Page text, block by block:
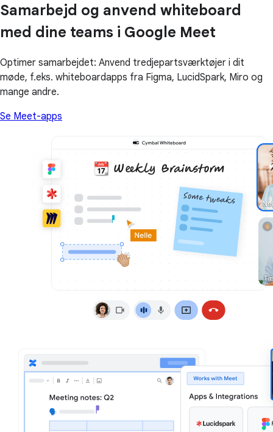
Samarbejd og anvend whiteboard
med dine teams i Google Meet
Optimer samarbejdet: Anvend tredjepartsværktøjer i dit
møde, f.eks. whiteboardapps fra Figma, LucidSpark, Miro og
mange andre.
Se Meet-apps